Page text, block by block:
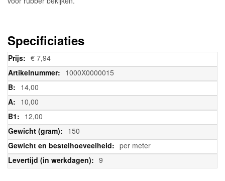
Specificiaties
Meer
informatie
€ 7,94
1000X0000015
14,00
10,00
12,00
150
per meter
9